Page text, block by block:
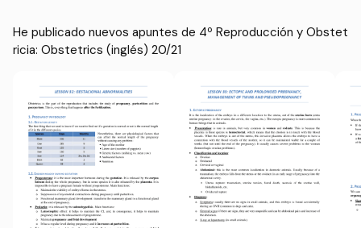
He publicado nuevos apuntes de 4º Reproducción y Obstet
ricia: Obstetrics (inglés) 20/21